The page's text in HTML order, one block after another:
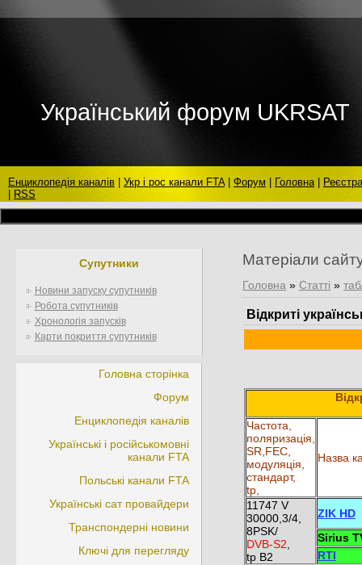
Український форум UKRSAT
Енциклопедія каналів Укр і рос канали FTA| Форум Головна|
RSS
Супутники
Новини запуску супутників
Робота супутників
Хронологія запусків
Карти покриття супутників
Головна сторінка
Форум
Енциклопедія каналів
Українські і російськомовні
канали FTA
Польські канали FTA
Українські сат провайдери
Транспондерні новини
Ключі для перегляду
Матеріали
Головна » Статті »
Відкриті
Частота,
поляризація,
SR,FEC,
модуляція,
стандарт,
tp,
Назва
11747 V
30000,3/4,
8PSK/
DVB-S2,
tp B2
ZIK HD
Sirius
RTI